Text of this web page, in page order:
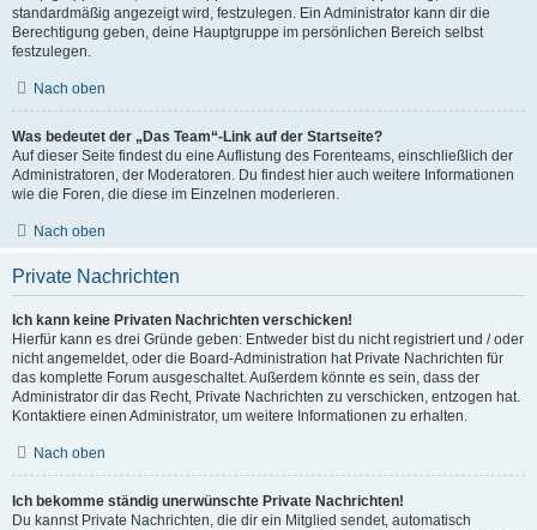
standardmäßig angezeigt wird, festzulegen. Ein Administrator kann dir die
Berechtigung geben, deine Hauptgruppe im persönlichen Bereich selbst
festzulegen.
Nach oben
Was bedeutet der „Das Team“-Link auf der Startseite?
Auf dieser Seite findest du eine Auflistung des Forenteams, einschließlich der
Administratoren, der Moderatoren. Du findest hier auch weitere Informationen
wie die Foren, die diese im Einzelnen moderieren.
Nach oben
Private Nachrichten
Ich kann keine Privaten Nachrichten verschicken!
Hierfür kann es drei Gründe geben: Entweder bist du nicht registriert und / oder
nicht angemeldet, oder die Board-Administration hat Private Nachrichten für
das komplette Forum ausgeschaltet. Außerdem könnte es sein, dass der
Administrator dir das Recht, Private Nachrichten zu verschicken, entzogen hat.
Kontaktiere einen Administrator, um weitere Informationen zu erhalten.
Nach oben
Ich bekomme ständig unerwünschte Private Nachrichten!
Du kannst Private Nachrichten, die dir ein Mitglied sendet, automatisch